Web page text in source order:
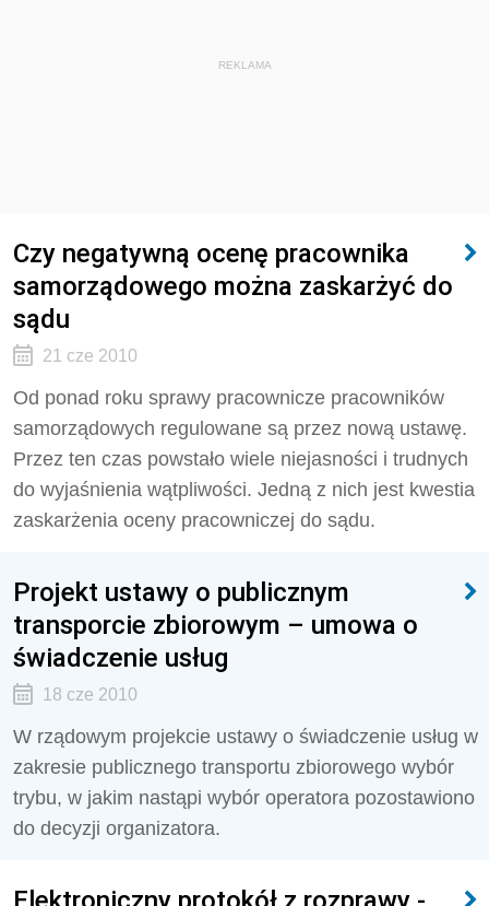
REKLAMA
Czy negatywną ocenę pracownika
samorządowego można zaskarżyć do
sądu
21 cze 2010
Od ponad roku sprawy pracownicze pracowników
samorządowych regulowane są przez nową ustawę.
Przez ten czas powstało wiele niejasności i trudnych
do wyjaśnienia wątpliwości. Jedną z nich jest kwestia
zaskarżenia oceny pracowniczej do sądu.
Projekt ustawy o publicznym
transporcie zbiorowym – umowa o
świadczenie usług
18 cze 2010
W rządowym projekcie ustawy o świadczenie usług w
zakresie publicznego transportu zbiorowego wybór
trybu, w jakim nastąpi wybór operatora pozostawiono
do decyzji organizatora.